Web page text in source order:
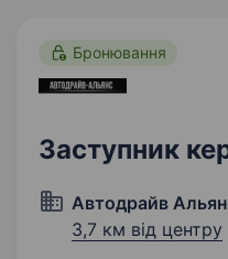
Бронювання
Заступник
Автодрайв
3,7 км від центру